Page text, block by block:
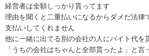
経営者は全額しっかり貰ってます
理由を聞くと二重払いになるからダメだ法律
支払いしてくれません
他に一緒に出てる別の会社の人にバイト代を
「うちの会社はちゃんと全部貰ったよ」と言